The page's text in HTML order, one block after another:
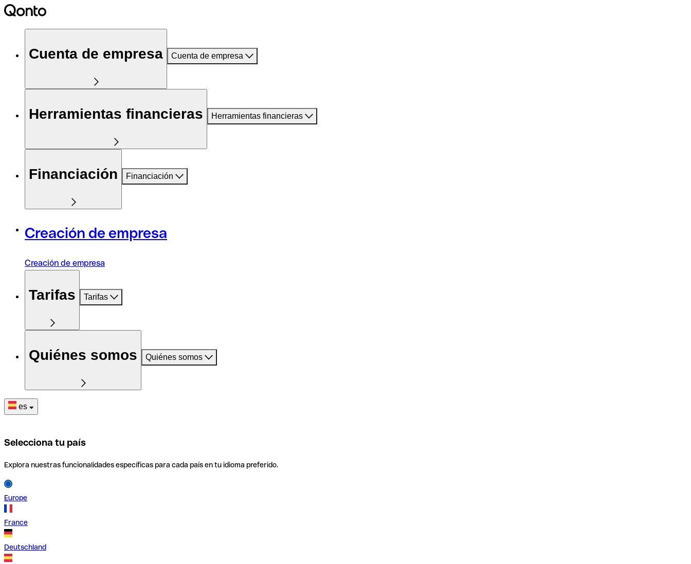
Cuenta de empresa Cuenta de empresa
Herramientas financieras Herramientas financieras
Financiación Financiación
Creación de empresa
Creación de empresa
Tarifas Tarifas
Quiénes somos Quiénes somos
es
Selecciona tu país
Explora nuestras funcionalidades específicas para cada país en tu idioma preferido.
Europe
France
Deutschland